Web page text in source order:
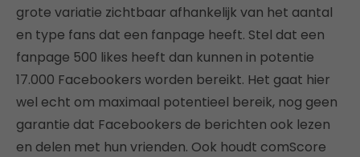
grote variatie zichtbaar afhankelijk van het aantal
en type fans dat een fanpage heeft. Stel dat een
fanpage 500 likes heeft dan kunnen in potentie
17.000 Facebookers worden bereikt. Het gaat hier
wel echt om maximaal potentieel bereik, nog geen
garantie dat Facebookers de berichten ook lezen
en delen met hun vrienden. Ook houdt comScore